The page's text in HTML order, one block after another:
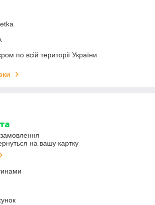
по всій території України
на вашу картку